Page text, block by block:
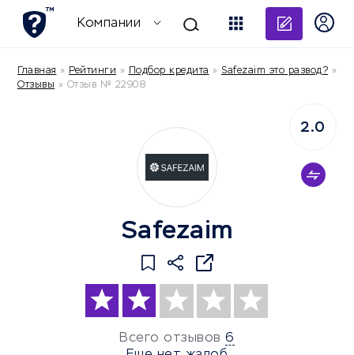
Компании
Главная » Рейтинги » Подбор кредита » Safezaim это развод? »
Отзывы » Отзыв № 22908
Safezaim
Всего отзывов 6
2.0